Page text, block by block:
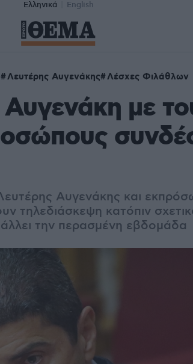
Ελληνικά English
Λευτέρης Αυγενάκης Λέσχες Φιλάθλων
με
Αυγενάκης και
τηλεδιάσκεψη κατόπιν
την περασμένη εβδομάδα